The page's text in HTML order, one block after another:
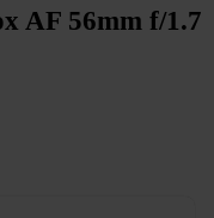
AF 56mm f/1.7